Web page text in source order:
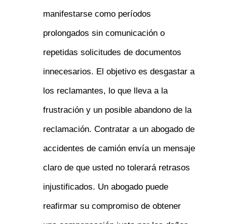
manifestarse como períodos
prolongados sin comunicación o
repetidas solicitudes de documentos
innecesarios. El objetivo es desgastar a
los reclamantes, lo que lleva a la
frustración y un posible abandono de la
reclamación. Contratar a un abogado de
accidentes de camión envía un mensaje
claro de que usted no tolerará retrasos
injustificados. Un abogado puede
reafirmar su compromiso de obtener